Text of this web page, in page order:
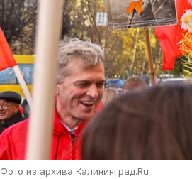
Фото из архива Калининград.Ru